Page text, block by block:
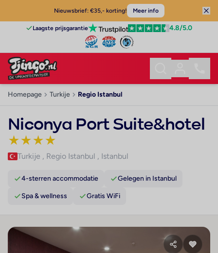
Nieuwsbrief: €35,- korting! Meer info
Laagste prijsgarantie 4.8/5.0
Homepage Turkije Regio Istanbul
Niconya Port Suite&hotel
★★★★
Turkije , Regio Istanbul , Istanbul
4-sterren accommodatie Gelegen in Istanbul
Spa & wellness Gratis WiFi